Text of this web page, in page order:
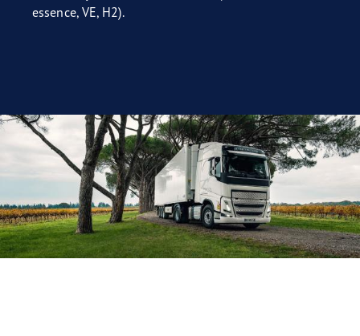
essence, VE, H2).